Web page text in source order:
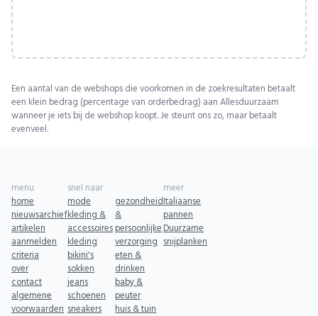
Een aantal van de webshops die voorkomen in de zoekresultaten betaalt
een klein bedrag (percentage van orderbedrag) aan Allesduurzaam
wanneer je iets bij de webshop koopt. Je steunt ons zo, maar betaalt
evenveel.
menu
home
nieuwsarchief
artikelen
aanmelden
criteria
over
contact
algemene
voorwaarden
snel naar
mode
kleding &
accessoires
kleding
bikini's
sokken
jeans
schoenen
sneakers
gezondheid
&
persoonlijke
verzorging
eten &
drinken
baby &
peuter
huis & tuin
meer
Italiaanse
pannen
Duurzame
snijplanken